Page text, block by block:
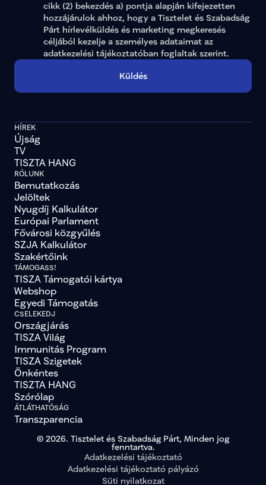
cikk (2) bekezdés a) pontja alapján kifejezetten
hozzájárulok ahhoz, hogy a Tisztelet és Szabadság
Párt hírlevélküldés és marketing megkeresés
adatkezelési tájékoztatóban foglaltak szerint.
Küldés
HÍREK
Újság
TV
TISZTA HANG
RÓLUNK
Bemutatkozás
Jelöltek
Nyugdíj Kalkulátor
Európai Parlament
Fővárosi közgyűlés
SZJA Kalkulátor
Szakértőink
TÁMOGASS!
TISZA Támogatói kártya
Webshop
Egyedi Támogatás
CSELEKEDJ
Országjárás
TISZA Világ
Immunitás Program
TISZA Szigetek
Önkéntes
TISZTA HANG
Szórólap
ÁTLÁTHATÓSÁG
Transzparencia
© 2026. Tisztelet és Szabadság Párt, Minden jog
fenntartva.
Adatkezelési tájékoztató
Adatkezelési tájékoztató pályázó
Süti nyilatkozat